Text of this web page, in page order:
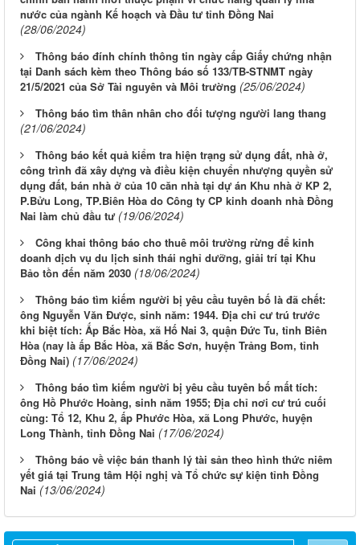
nước của ngành Kế hoạch và Đầu tư tỉnh Đồng Nai
(28/06/2024)
Thông báo đính chính thông tin ngày cấp Giấy chứng nhận
tại Danh sách kèm theo Thông báo số 133/TB-STNMT ngày
21/5/2021 của Sở Tài nguyên và Môi trường (25/06/2024)
Thông báo tìm thân nhân cho đối tượng người lang thang
(21/06/2024)
Thông báo kết quả kiểm tra hiện trạng sử dụng đất, nhà ở,
công trình đã xây dựng và điều kiện chuyển nhượng quyền sử
dụng đất, bán nhà ở của 10 căn nhà tại dự án Khu nhà ở KP 2,
P.Bửu Long, TP.Biên Hòa do Công ty CP kinh doanh nhà Đồng
Nai làm chủ đầu tư (19/06/2024)
Công khai thông báo cho thuê môi trường rừng để kinh
doanh dịch vụ du lịch sinh thái nghỉ dưỡng, giải trí tại Khu
Bảo tồn đến năm 2030 (18/06/2024)
Thông báo tìm kiếm người bị yêu cầu tuyên bố là đã chết:
ông Nguyễn Văn Được, sinh năm: 1944. Địa chỉ cư trú trước
khi biệt tích: Ấp Bắc Hòa, xã Hố Nai 3, quận Đức Tu, tỉnh Biên
Hòa (nay là ấp Bắc Hòa, xã Bắc Sơn, huyện Trảng Bom, tỉnh
Đồng Nai) (17/06/2024)
Thông báo tìm kiếm người bị yêu cầu tuyên bố mất tích:
ông Hồ Phước Hoàng, sinh năm 1955; Địa chỉ nơi cư trú cuối
cùng: Tổ 12, Khu 2, ấp Phước Hòa, xã Long Phước, huyện
Long Thành, tỉnh Đồng Nai (17/06/2024)
Thông báo về việc bán thanh lý tài sản theo hình thức niêm
yết giá tại Trung tâm Hội nghị và Tổ chức sự kiện tỉnh Đồng
Nai (13/06/2024)